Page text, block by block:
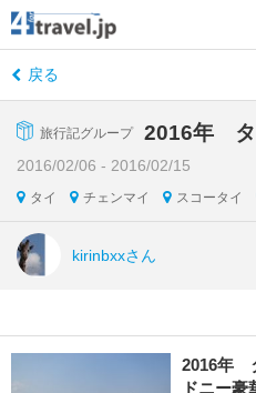
戻る
旅行記グループ 2016年 タ
2016/02/06 - 2016/02/15
タイ チェンマイ スコータイ
kirinbxxさん
2016年
ドニー